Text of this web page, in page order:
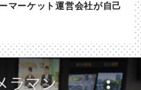
マーケット運営会社が自己